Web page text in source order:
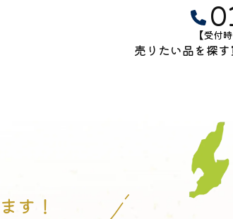
【受付
売りたい品を探す
す！